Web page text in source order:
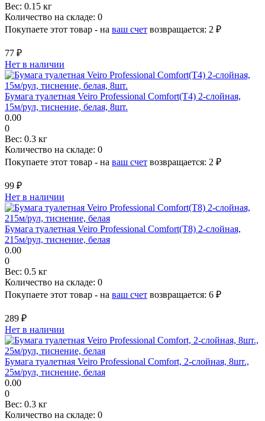
Вес: 0.15 кг
Количество на складе: 0
Покупаете этот товар - на ваш счет возвращается: 2 ₽
77 ₽
Нет в наличии
Бумага туалетная Veiro Professional Comfort(Т4) 2-слойная,
15м/рул, тиснение, белая, 8шт.
0.00
0
Вес: 0.3 кг
Количество на складе: 0
Покупаете этот товар - на ваш счет возвращается: 2 ₽
99 ₽
Нет в наличии
Бумага туалетная Veiro Professional Comfort(Т8) 2-слойная,
215м/рул, тиснение, белая
0.00
0
Вес: 0.5 кг
Количество на складе: 0
Покупаете этот товар - на ваш счет возвращается: 6 ₽
289 ₽
Нет в наличии
Бумага туалетная Veiro Professional Comfort, 2-слойная, 8шт.,
25м/рул, тиснение, белая
0.00
0
Вес: 0.3 кг
Количество на складе: 0